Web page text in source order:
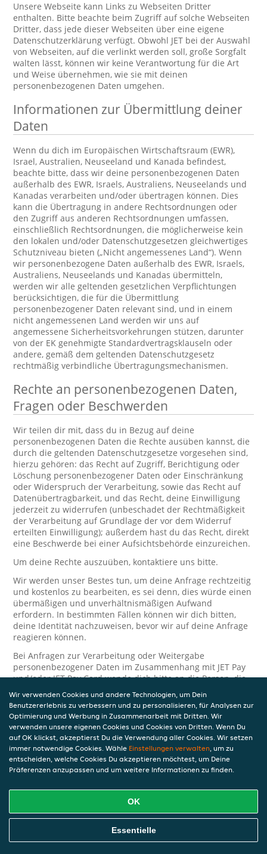
Unsere Webseite kann Links zu Webseiten Dritter
enthalten. Bitte beachte beim Zugriff auf solche Webseiten
Dritter, dass jede dieser Webseiten über eine eigene
Datenschutzerklärung verfügt. Obwohl JET bei der Auswahl
von Webseiten, auf die verlinkt werden soll, große Sorgfalt
walten lässt, können wir keine Verantwortung für die Art
und Weise übernehmen, wie sie mit deinen
personenbezogenen Daten umgehen.
Informationen zur Übermittlung deiner
Daten
Wenn du dich im Europäischen Wirtschaftsraum (EWR),
Israel, Australien, Neuseeland und Kanada befindest,
beachte bitte, dass wir deine personenbezogenen Daten
außerhalb des EWR, Israels, Australiens, Neuseelands und
Kanadas verarbeiten und/oder übertragen können. Dies
kann die Übertragung in andere Rechtsordnungen oder
den Zugriff aus anderen Rechtsordnungen umfassen,
einschließlich Rechtsordnungen, die möglicherweise kein
den lokalen und/oder Datenschutzgesetzen gleichwertiges
Schutzniveau bieten („Nicht angemessenes Land“). Wenn
wir personenbezogene Daten außerhalb des EWR, Israels,
Australiens, Neuseelands und Kanadas übermitteln,
werden wir alle geltenden gesetzlichen Verpflichtungen
berücksichtigen, die für die Übermittlung
personenbezogener Daten relevant sind, und in einem
nicht angemessenen Land werden wir uns auf
angemessene Sicherheitsvorkehrungen stützen, darunter
von der EK genehmigte Standardvertragsklauseln oder
andere, gemäß dem geltenden Datenschutzgesetz
rechtmäßig verbindliche Übertragungsmechanismen.
Rechte an personenbezogenen Daten,
Fragen oder Beschwerden
Wir teilen dir mit, dass du in Bezug auf deine
personenbezogenen Daten die Rechte ausüben kannst, die
durch die geltenden Datenschutzgesetze vorgesehen sind,
hierzu gehören: das Recht auf Zugriff, Berichtigung oder
Löschung personenbezogener Daten oder Einschränkung
oder Widerspruch der Verarbeitung, sowie das Recht auf
Datenübertragbarkeit, und das Recht, deine Einwilligung
jederzeit zu widerrufen (unbeschadet der Rechtmäßigkeit
der Verarbeitung auf Grundlage der vor dem Widerruf
erteilten Einwilligung); außerdem hast du das Recht, direkt
eine Beschwerde bei einer Aufsichtsbehörde einzureichen.
Um deine Rechte auszuüben, kontaktiere uns bitte.
Wir werden unser Bestes tun, um deine Anfrage rechtzeitig
und kostenlos zu bearbeiten, es sei denn, dies würde einen
übermäßigen und unverhältnismäßigen Aufwand
erfordern. In bestimmten Fällen können wir dich bitten,
deine Identität nachzuweisen, bevor wir auf deine Anfrage
reagieren können.
Bei Anfragen zur Verarbeitung oder Weitergabe
personenbezogener Daten im Zusammenhang mit JET Pay
und/oder JET Pay Card wende dich bitte an die Person, die
dir das JET Pay-Guthaben gewährt (das kann dein
Arbeitgeber, Geschäftspartner usw. sein). Dies ist
erforderlich, da JET und die Person, die dir das Guthaben
gewährt, eine separate Verantwortung für die Verarbeitung
und den Schutz deiner personenbezogenen Daten haben.
Solltest du weitere Fragen oder Beschwerden in Bezug auf
die Verarbeitung deiner personenbezogenen Daten haben,
kontaktieren wir dich gerne. Wir würden uns auch über
Tipps oder Vorschläge zur Verbesserung unserer Erklärung
Sicherheit
Wir verwenden Cookies und andere Technologien, um Dein
Benutzererlebnis zu verbessern und zu personalisieren, für Analysen zur
Optimierung und Werbung in Zusammenarbeit mit Dritten. Wir
verwenden unsere eigenen Cookies und Cookies von Dritten. Wenn Du
auf OK klickst, akzeptierst Du die Verwendung aller Cookies. Wir setzen
immer notwendige Cookies. Wähle Einstellungen verwalten, um zu
entscheiden, welche Cookies Du akzeptieren möchtest, um Deine
Präferenzen anzupassen und um weitere Informationen zu finden.
OK
Essentielle